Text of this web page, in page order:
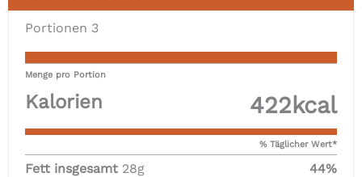
Portionen 3
Menge pro Portion
Kalorien 422 kcal
% Täglicher Wert*
Fett insgesamt 28g 44%